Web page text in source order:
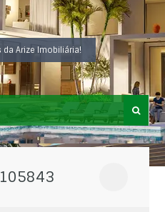
da Arize Imobiliária!